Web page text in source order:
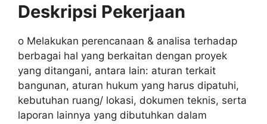
Deskripsi Pekerjaan
o Melakukan perencanaan & analisa terhadap
berbagai hal yang berkaitan dengan proyek
yang ditangani, antara lain: aturan terkait
bangunan, aturan hukum yang harus dipatuhi,
kebutuhan ruang/ lokasi, dokumen teknis, serta
laporan lainnya yang dibutuhkan dalam